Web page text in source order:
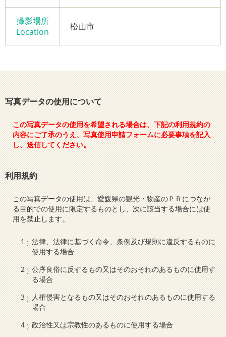
撮影場所
Location
松山市
写真データの使用について
この写真データの使用を希望される場合は、下記の利用規約の
内容にご了承のうえ、写真使用申請フォームに必要事項を記入
し、送信してください。
利用規約
この写真データの使用は、愛媛県の観光・物産のＰＲにつなが
る目的での使用に限定するものとし、次に該当する場合には使
用を禁止します。
法律、法律に基づく命令、条例及び規則に違反するものに
使用する場合
公序良俗に反するもの又はそのおそれのあるものに使用す
る場合
人権侵害となるもの又はそのおそれのあるものに使用する
場合
政治性又は宗教性のあるものに使用する場合